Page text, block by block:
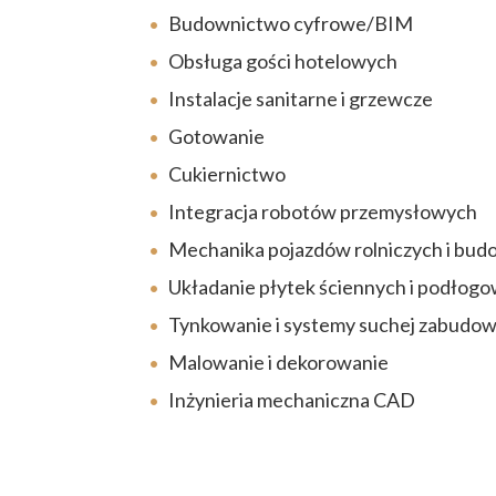
Budownictwo cyfrowe/BIM
Obsługa gości hotelowych
Instalacje sanitarne i grzewcze
Gotowanie
Cukiernictwo
Integracja robotów przemysłowych
Mechanika pojazdów rolniczych i
Układanie płytek ściennych i
Tynkowanie i systemy suchej
Malowanie i dekorowanie
Inżynieria mechaniczna CAD